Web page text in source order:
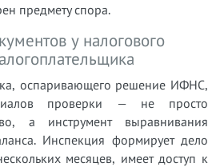
предмету спора.
у налогового
оспаривающего решение ИФНС,
проверки — не просто
а инструмент выравнивания
Инспекция формирует дело
месяцев, имеет доступ к